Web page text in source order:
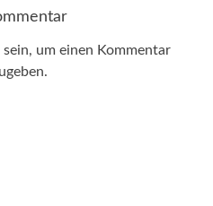
sein, um einen Kommentar